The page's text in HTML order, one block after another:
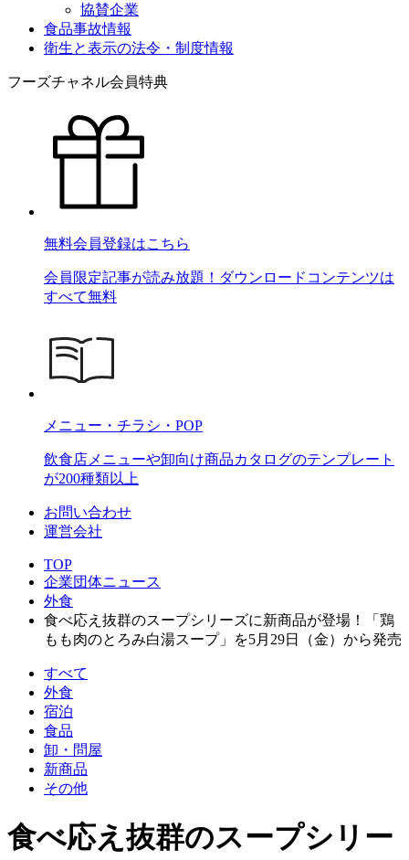
協賛企業
食品事故情報
衛生と表示の法令・制度情報
フーズチャネル会員特典
無料会員登録はこちら
会員限定記事が読み放題！ダウンロードコンテンツは
すべて無料
メニュー・チラシ・POP
飲食店メニューや卸向け商品カタログのテンプレート
が200種類以上
お問い合わせ
運営会社
TOP
企業団体ニュース
外食
食べ応え抜群のスープシリーズに新商品が登場！「鶏
もも肉のとろみ白湯スープ」を5月29日（金）から発売
すべて
外食
宿泊
食品
卸・問屋
新商品
その他
食べ応え抜群のスープシリー